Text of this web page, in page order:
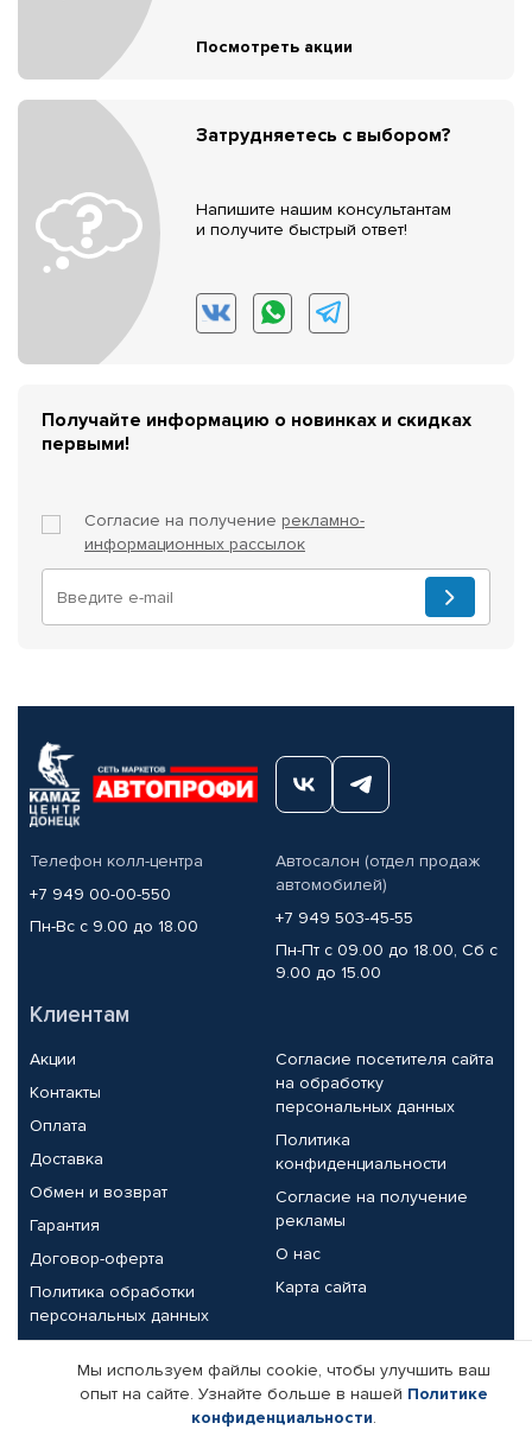
Посмотреть акции
Затрудняетесь с выбором?
Напишите нашим консультантам
и получите быстрый ответ!
Получайте информацию о новинках и скидках
первыми!
Согласие на получение рекламно-
информационных рассылок
Телефон колл-центра
+7 949 00-00-550
Пн-Вс с 9.00 до 18.00
Автосалон (отдел продаж
автомобилей)
+7 949 503-45-55
Пн-Пт с 09.00 до 18.00, Сб с
9.00 до 15.00
Клиентам
Акции
Контакты
Оплата
Доставка
Обмен и возврат
Гарантия
Договор-оферта
Политика обработки
персональных данных
Согласие посетителя сайта
на обработку
персональных данных
Политика
конфиденциальности
Согласие на получение
рекламы
О нас
Карта сайта
Партнерам
Корпоративным клиентам
Реквизиты компании
Мы используем файлы cookie, чтобы улучшить ваш
опыт на сайте. Узнайте больше в нашей Политике
конфиденциальности.